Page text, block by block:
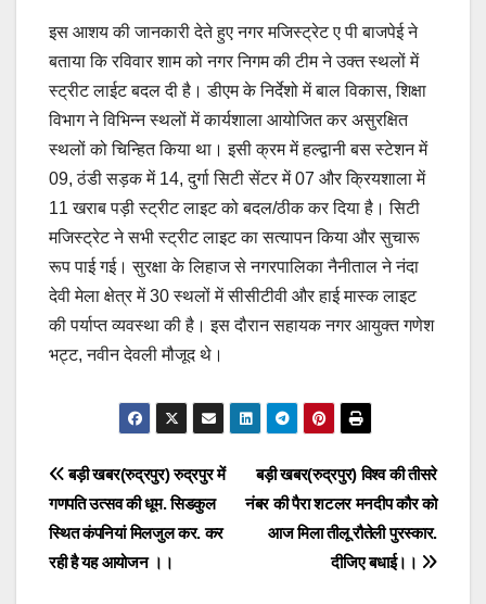
इस आशय की जानकारी देते हुए नगर मजिस्ट्रेट ए पी बाजपेई ने
बताया कि रविवार शाम को नगर निगम की टीम ने उक्त स्थलों में
स्ट्रीट लाईट बदल दी है। डीएम के निर्देशो में बाल विकास, शिक्षा
विभाग ने विभिन्न स्थलों में कार्यशाला आयोजित कर असुरक्षित
स्थलों को चिन्हित किया था। इसी क्रम में हल्द्वानी बस स्टेशन में
09, ठंडी सड़क में 14, दुर्गा सिटी सेंटर में 07 और क्रियशाला में
11 खराब पड़ी स्ट्रीट लाइट को बदल/ठीक कर दिया है। सिटी
मजिस्ट्रेट ने सभी स्ट्रीट लाइट का सत्यापन किया और सुचारू
रूप पाई गई। सुरक्षा के लिहाज से नगरपालिका नैनीताल ने नंदा
देवी मेला क्षेत्र में 30 स्थलों में सीसीटीवी और हाई मास्क लाइट
की पर्याप्त व्यवस्था की है। इस दौरान सहायक नगर आयुक्त गणेश
भट्ट, नवीन देवली मौजूद थे।
Post
navigation
बड़ी खबर(रुद्रपुर) विश्व की तीसरे
नंबर की पैरा शटलर मनदीप कौर को
आज मिला तीलू रौतेली पुरस्कार.
दीजिए बधाई।।
बड़ी खबर(रुद्रपुर) रुद्रपुर में
गणपति उत्सव की धूम. सिडकुल
स्थित कंपनियां मिलजुल कर. कर
रही है यह आयोजन ।।